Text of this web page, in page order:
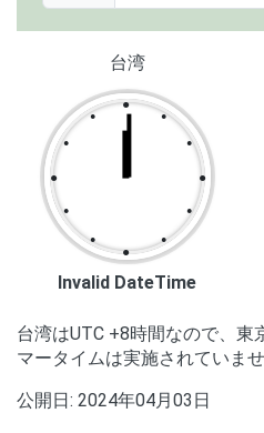
台湾
●
●
●
●
●
●
●
●
●
●
●
●
Invalid DateTime
台湾はUTC +8時間なので、東
マータイムは実施されていませ
公開日: 2024年04月03日